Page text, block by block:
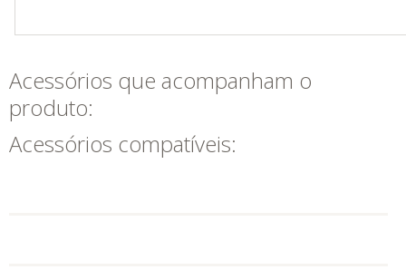
Acessórios que acompanham o
produto:
Acessórios compatíveis: